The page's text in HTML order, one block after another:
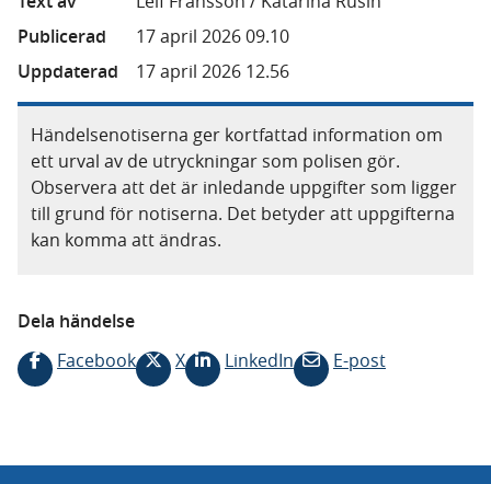
Publicerad
17 april 2026 09.10
Uppdaterad
17 april 2026 12.56
Händelsenotiserna ger kortfattad information om
ett urval av de utryckningar som polisen gör.
Observera att det är inledande uppgifter som ligger
till grund för notiserna. Det betyder att uppgifterna
kan komma att ändras.
Dela händelse
Facebook
X LinkedIn E-post